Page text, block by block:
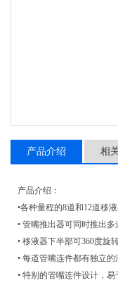
产品介绍 相
产品介绍：
•各种量程的8道和12道移
• 管嘴推出器可同时推出
• 移液器下半部可360度旋
• 每道管嘴连件都有独立
• 特别的管嘴连件设计，